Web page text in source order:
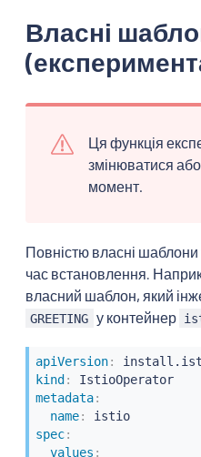
Власні
Ця функція
змінюватися
момент.
Повністю власні
час встановлення.
власний шаблон, який
GREETING у контейнер
apiVersion:
kind :
IstioOperator
metadata:
name:
istio
spec:
values :